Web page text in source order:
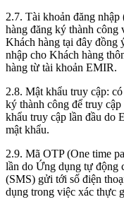
2.7. Tài khoản đăng
hàng đăng ký thành
Khách hàng tại đây đồng
nhập cho Khách hàng
hàng từ tài khoản EMIR.
2.8. Mật khẩu truy cập:
ký thành công để truy
khẩu truy cập lần đầu do
mật khẩu.
2.9. Mã OTP (One time
lần do Ứng dụng tự động
(SMS) gửi tới số điện
dụng trong việc xác thực